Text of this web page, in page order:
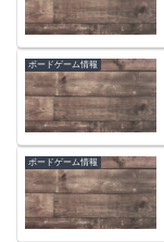
ボードゲーム情報
ボードゲーム情報